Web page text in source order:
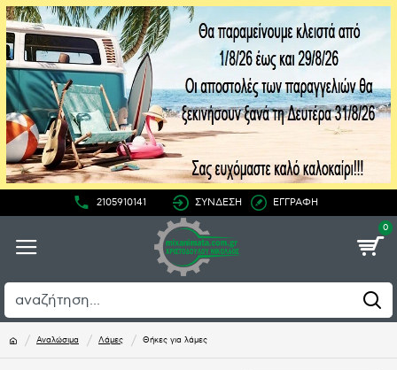
2105910141 ΣΥΝΔΕΣΗ ΕΓΓΡΑΦΗ
0
Αναλώσιμα Λάμες Θήκες για λάμες